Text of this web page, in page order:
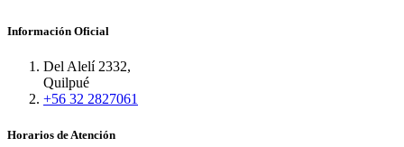
Información Oficial
Del Alelí 2332,
Quilpué
+56 32 2827061
Horarios de Atención